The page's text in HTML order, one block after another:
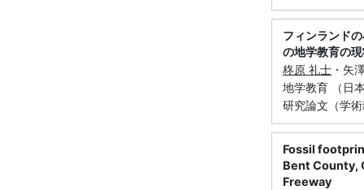
フィンランド
の地学教育の
柊原 礼士 ・矢
地学教育 （日
研究論文（学
Fossil
Bent County,
Freeway